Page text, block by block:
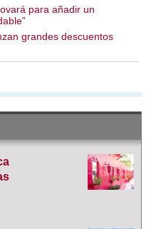
para añadir un
grandes descuentos